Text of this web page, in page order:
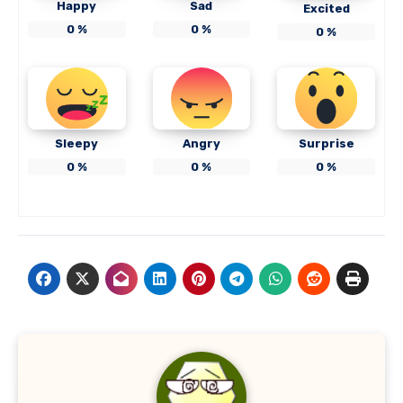
Happy
0%
Sad
0 %
Excited
0 %
Sleepy
0%
Angry
0 %
Surprise
0 %